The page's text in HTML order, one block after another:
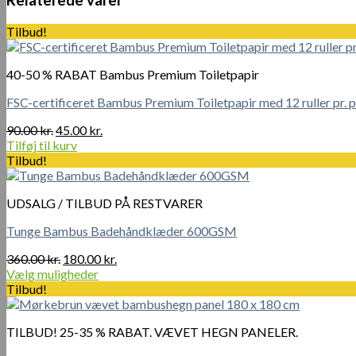
liter,
Natur
og
Plejeolie
Natur
1
Liter
Tilbud!
40-50 % RABAT Bambus Premium Toiletpapir
FSC-certificeret Bambus Premium Toiletpapir med 12 ruller pr.
90.00kr.Den
oprindelige
var:
45.00kr.
er:
Tilføj til kurv
Tilbud!
UDSALG / TILBUD PÅ RESTVARER
Tunge Bambus Badehåndklæder 600GSM
360.00kr. Den
oprindelige
var:
180.00kr.
er:
Vælg muligheder
Dette
vare
flere
Tilbud!
TILBUD! 25-35 % RABAT. VÆVET HEGN PANELER.